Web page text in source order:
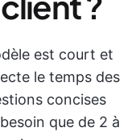
est court et
le temps des
concises
que de 2 à